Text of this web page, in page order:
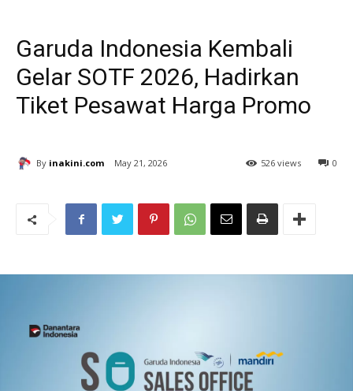
Garuda Indonesia Kembali
Gelar SOTF 2026, Hadirkan
Tiket Pesawat Harga Promo
By inakini.com May 21, 2026 0
526 views